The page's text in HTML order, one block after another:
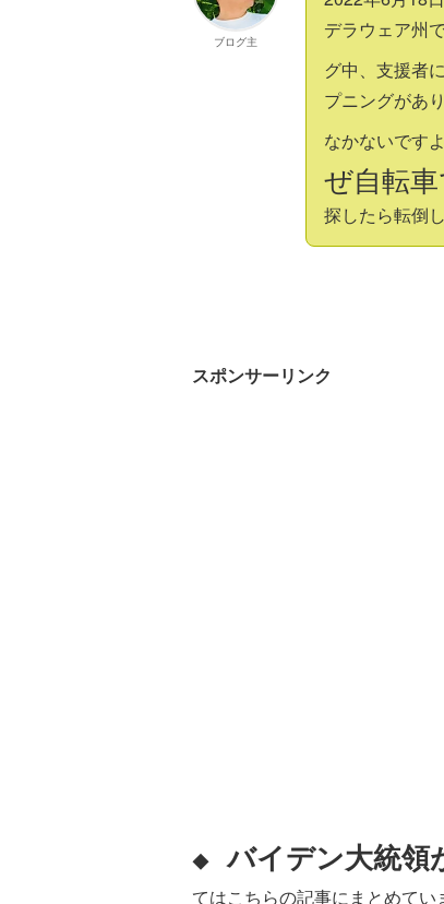
ブログ主
デラウェア州
グ中、支援者
プニングがあ
なかないです
ぜ自転
探したら転倒
スポンサーリンク
◆バイデン大統領
てはこちらの記事にまとめて